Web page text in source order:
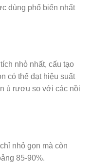
dùng phổ biến nhất
nhỏ nhất, cấu tạo
có thể đạt hiệu suất
ủ rượu so với các nồi
nhỏ gọn mà còn
85-90%.